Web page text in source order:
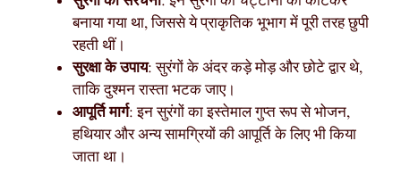
बनाया गया था, जिससे ये प्राकृतिक भूभाग में पूरी तरह छुपी
रहती थीं।
सुरक्षा के उपाय: सुरंगों के अंदर कड़े मोड़ और छोटे द्वार थे,
ताकि दुश्मन रास्ता भटक जाए।
आपूर्ति मार्ग: इन सुरंगों का इस्तेमाल गुप्त रूप से भोजन,
हथियार और अन्य सामग्रियों की आपूर्ति के लिए भी किया
जाता था।